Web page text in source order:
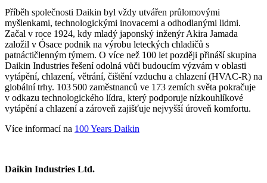
Příběh společnosti Daikin byl vždy utvářen průlomovými
myšlenkami, technologickými inovacemi a odhodlanými lidmi.
Začal v roce 1924, kdy mladý japonský inženýr Akira Jamada
založil v Ósace podnik na výrobu leteckých chladičů s
patnáctičlenným týmem. O více než 100 let později přináší skupina
Daikin Industries řešení odolná vůči budoucím výzvám v oblasti
vytápění, chlazení, větrání, čištění vzduchu a chlazení (HVAC‑R) na
globální trhy. 103 500 zaměstnanců ve 173 zemích světa pokračuje
v odkazu technologického lídra, který podporuje nízkouhlíkové
vytápění a chlazení a zároveň zajišťuje nejvyšší úroveň komfortu.
Více informací na 100 Years Daikin
Daikin Industries Ltd.